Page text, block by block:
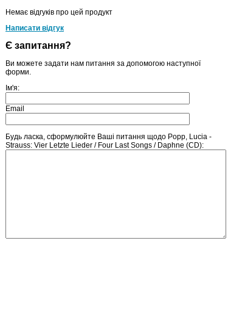
Немає відгуків про цей продукт
Написати відгук
Є запитання?
Ви можете задати нам питання за допомогою наступної
форми.
Ім'я:
Email
Будь ласка, сформулюйте Ваші питання щодо Popp, Lucia -
Strauss: Vier Letzte Lieder / Four Last Songs / Daphne (CD):